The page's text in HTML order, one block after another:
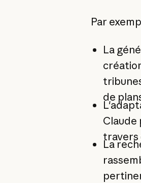
Par
La
de
Claude
travers
La